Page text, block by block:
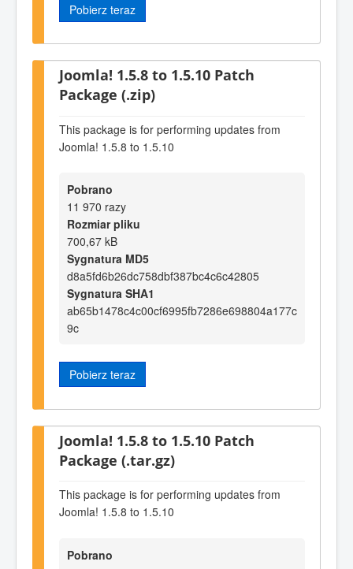
Pobierz teraz
Joomla! 1.5.8 to 1.5.10 Patch
Package (.zip)
This package is for performing updates from
Joomla! 1.5.8 to 1.5.10
Pobrano
11 970 razy
Rozmiar pliku
700,67 kB
Sygnatura MD5
d8a5fd6b26dc758dbf387bc4c6c42805
Sygnatura SHA1
ab65b1478c4c00cf6995fb7286e698804a177c
9c
Pobierz teraz
Joomla! 1.5.8 to 1.5.10 Patch
Package (.tar.gz)
This package is for performing updates from
Joomla! 1.5.8 to 1.5.10
Pobrano